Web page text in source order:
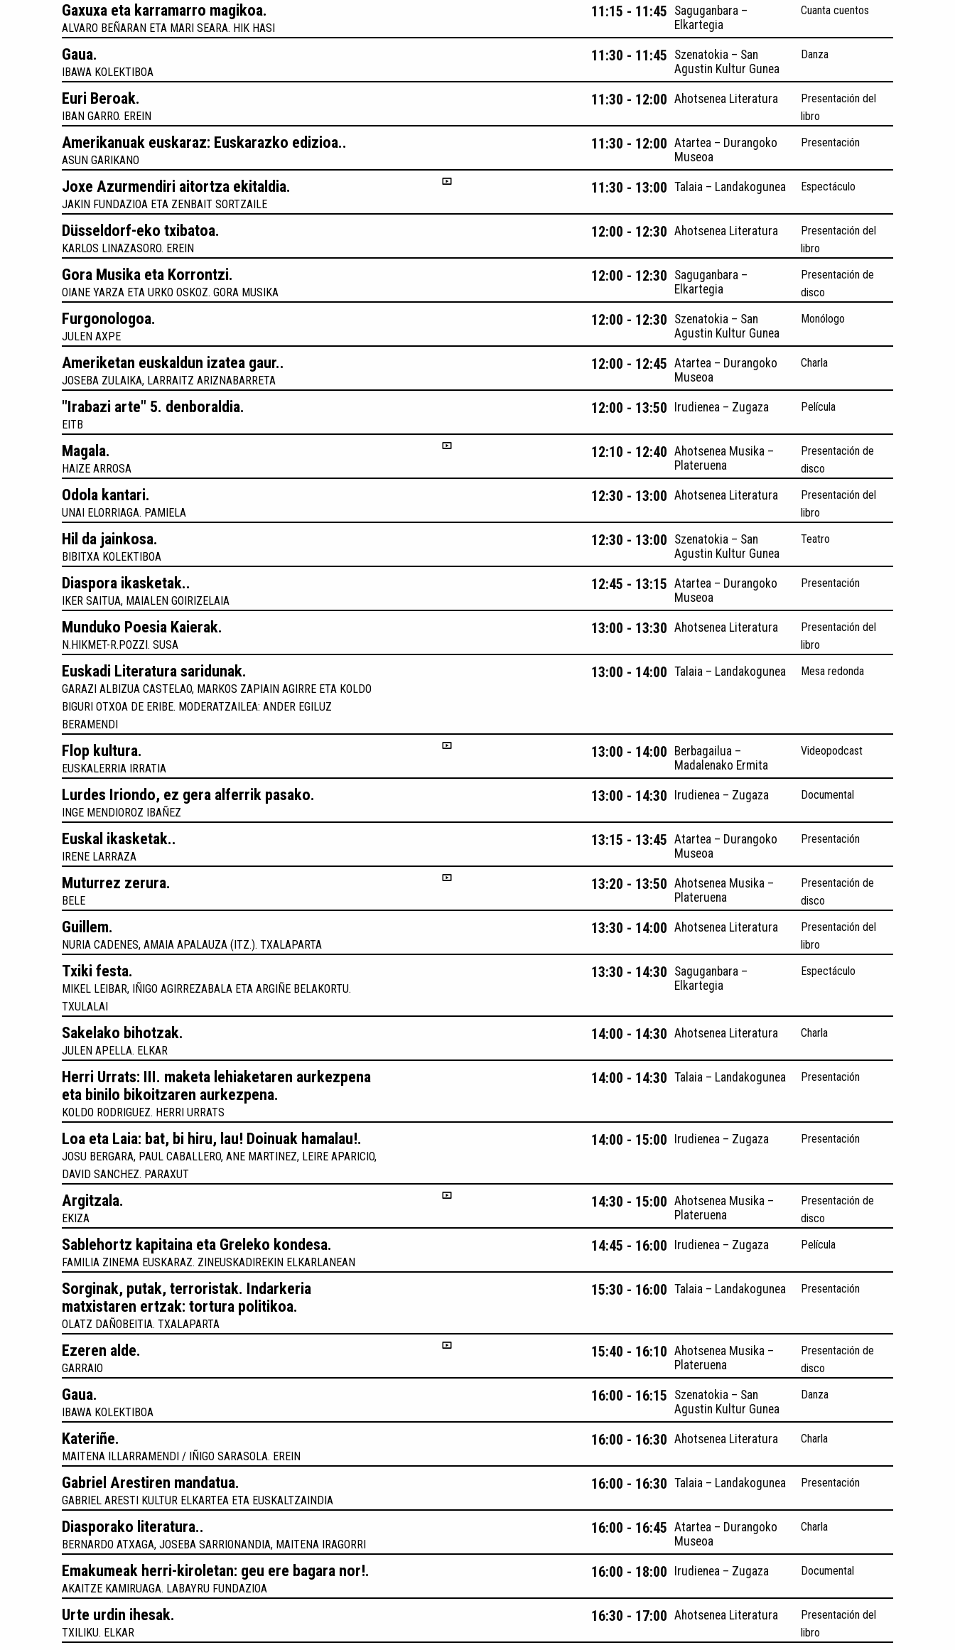
Gaxuxa eta karramarro magikoa.
ALVARO BEÑARAN ETA MARI SEARA. HIK HASI
11:15 - 11:45 Saguganbara –
Elkartegia
Cuanta cuentos
Gaua.
IBAWA KOLEKTIBOA
11:30 - 11:45 Szenatokia – San
Agustin Kultur Gunea
Danza
Euri Beroak.
IBAN GARRO. EREIN
11:30 - 12:00 Ahotsenea Literatura
Presentación del
libro
Amerikanuak euskaraz: Euskarazko edizioa..
ASUN GARIKANO
11:30 - 12:00 Atartea – Durangoko
Museoa
Presentación
Joxe Azurmendiri aitortza ekitaldia.
JAKIN FUNDAZIOA ETA ZENBAIT SORTZAILE
11:30 - 13:00 Talaia – Landakogunea Espectáculo
Düsseldorf-eko txibatoa.
KARLOS LINAZASORO. EREIN
12:00 - 12:30 Ahotsenea Literatura
Presentación del
libro
Gora Musika eta Korrontzi.
OIANE YARZA ETA URKO OSKOZ. GORA MUSIKA
12:00 - 12:30 Saguganbara –
Elkartegia
Presentación de
disco
Furgonologoa.
JULEN AXPE
12:00 - 12:30 Szenatokia – San
Agustin Kultur Gunea
Monólogo
Ameriketan euskaldun izatea gaur..
JOSEBA ZULAIKA, LARRAITZ ARIZNABARRETA
12:00 - 12:45 Atartea – Durangoko
Museoa
Charla
"Irabazi arte" 5. denboraldia.
EITB
12:00 - 13:50 Irudienea – Zugaza Película
Magala.
HAIZE ARROSA
12:10 - 12:40 Ahotsenea Musika –
Plateruena
Presentación de
disco
Odola kantari.
UNAI ELORRIAGA. PAMIELA
12:30 - 13:00 Ahotsenea Literatura
Presentación del
libro
Hil da jainkosa.
BIBITXA KOLEKTIBOA
12:30 - 13:00 Szenatokia – San
Agustin Kultur Gunea
Teatro
Diaspora ikasketak..
IKER SAITUA, MAIALEN GOIRIZELAIA
12:45 - 13:15 Atartea – Durangoko
Museoa
Presentación
Munduko Poesia Kaierak.
N.HIKMET-R.POZZI. SUSA
13:00 - 13:30 Ahotsenea Literatura
Presentación del
libro
Euskadi Literatura saridunak.
GARAZI ALBIZUA CASTELAO, MARKOS ZAPIAIN AGIRRE ETA KOLDO
BIGURI OTXOA DE ERIBE. MODERATZAILEA: ANDER EGILUZ
BERAMENDI
13:00 - 14:00 Talaia – Landakogunea Mesa redonda
Flop kultura.
EUSKALERRIA IRRATIA
13:00 - 14:00
Berbagailua –
Madalenako Ermita
Videopodcast
Lurdes Iriondo, ez gera alferrik pasako.
INGE MENDIOROZ IBAÑEZ
13:00 - 14:30 Irudienea – Zugaza Documental
Euskal ikasketak..
IRENE LARRAZA
13:15 - 13:45 Atartea – Durangoko
Museoa
Presentación
Muturrez zerura.
BELE
13:20 - 13:50 Ahotsenea Musika –
Plateruena
Presentación de
disco
Guillem.
NURIA CADENES, AMAIA APALAUZA (ITZ.). TXALAPARTA
13:30 - 14:00 Ahotsenea Literatura
Presentación del
libro
Txiki festa.
MIKEL LEIBAR, IÑIGO AGIRREZABALA ETA ARGIÑE BELAKORTU.
TXULALAI
13:30 - 14:30 Saguganbara –
Elkartegia
Espectáculo
Sakelako bihotzak.
JULEN APELLA. ELKAR
14:00 - 14:30 Ahotsenea Literatura Charla
Herri Urrats: III. maketa lehiaketaren aurkezpena
eta binilo bikoitzaren aurkezpena.
KOLDO RODRIGUEZ. HERRI URRATS
14:00 - 14:30 Talaia – Landakogunea Presentación
Loa eta Laia: bat, bi hiru, lau! Doinuak hamalau!.
JOSU BERGARA, PAUL CABALLERO, ANE MARTINEZ, LEIRE APARICIO,
DAVID SANCHEZ. PARAXUT
14:00 - 15:00 Irudienea – Zugaza Presentación
Argitzala.
EKIZA
14:30 - 15:00 Ahotsenea Musika –
Plateruena
Presentación de
disco
Sablehortz kapitaina eta Greleko kondesa.
FAMILIA ZINEMA EUSKARAZ. ZINEUSKADIREKIN ELKARLANEAN
14:45 - 16:00 Irudienea – Zugaza Película
Sorginak, putak, terroristak. Indarkeria
matxistaren ertzak: tortura politikoa.
OLATZ DAÑOBEITIA. TXALAPARTA
15:30 - 16:00 Talaia – Landakogunea Presentación
Ezeren alde.
GARRAIO
15:40 - 16:10 Ahotsenea Musika –
Plateruena
Presentación de
disco
Gaua.
IBAWA KOLEKTIBOA
16:00 - 16:15 Szenatokia – San
Agustin Kultur Gunea
Danza
Kateriñe.
MAITENA ILLARRAMENDI / IÑIGO SARASOLA. EREIN
16:00 - 16:30 Ahotsenea Literatura Charla
Gabriel Arestiren mandatua.
GABRIEL ARESTI KULTUR ELKARTEA ETA EUSKALTZAINDIA
16:00 - 16:30 Talaia – Landakogunea Presentación
Diasporako literatura..
BERNARDO ATXAGA, JOSEBA SARRIONANDIA, MAITENA IRAGORRI
16:00 - 16:45 Atartea – Durangoko
Museoa
Charla
Emakumeak herri-kiroletan: geu ere bagara nor!.
AKAITZE KAMIRUAGA. LABAYRU FUNDAZIOA
16:00 - 18:00 Irudienea – Zugaza Documental
Urte urdin ihesak.
TXILIKU. ELKAR
16:30 - 17:00 Ahotsenea Literatura
Presentación del
libro